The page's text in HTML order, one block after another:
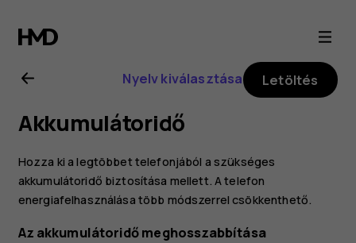
Nokia
8.1
felhasználói
kézikönyv
Nyelv kiválasztása Letöltés
Akkumulátoridő
Hozza ki a legtöbbet telefonjából a szükséges
akkumulátoridő biztosítása mellett. A telefon
energiafelhasználása több módszerrel csökkenthető.
Az akkumulátoridő meghosszabbítása